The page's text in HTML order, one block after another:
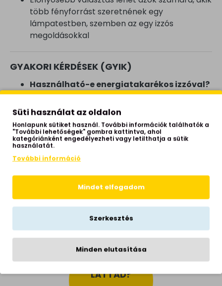
több fényforrást szeretnének egy
lámpatestben, szemben az egy izzós
megoldásokkal
GYAKORI KÉRDÉSEK (GYIK)
Használható-e energiatakarékos izzóval?
Igen, az E27 foglalat kompatibilis LED és
energiatakarékos izzókkal is.
Milyen helyiségekbe ajánlott? Konyha,
étkező, előszoba és folyosó, beltéri
környezetben.
Lehet-e dimmelni a lámpát?
de dimmelhető izzókkal és megfelelő
kapcsolóval használható.
Hogyan kell tisztítani?Puha, száraz ruhával
ajánlott portalanítani, nedves tisztítószer
MÁSHOL
OLCSÓBBAN
LÁTTAD?
Süti használat az oldalon
Honlapunk sütiket használ. További információk találhatók a
"További lehetőségek" gombra kattintva, ahol
kategóriánként engedélyezheti vagy letilthatja a sütik
használatát.
További információ
Mindet elfogadom
Szerkesztés
Minden elutasítása